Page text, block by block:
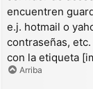
encuentren
e.j. hotmail o
contraseñas,
con la etiqueta
Arriba